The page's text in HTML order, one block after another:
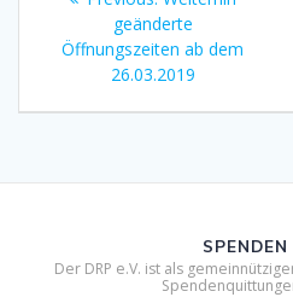
post:
geänderte
Öffnungszeiten ab dem
26.03.2019
SPENDEN
Der DRP e.V. ist als